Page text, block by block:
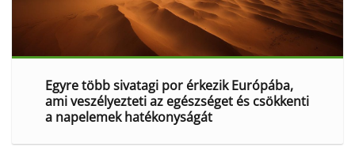
Egyre több sivatagi por érkezik Európába,
ami veszélyezteti az egészséget és csökkenti
a napelemek hatékonyságát